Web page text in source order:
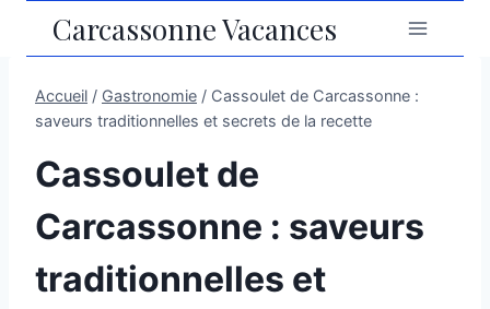
Carcassonne Vacances
Accueil / Gastronomie / Cassoulet de Carcassonne :
saveurs traditionnelles et secrets de la recette
Cassoulet de
Carcassonne : saveurs
traditionnelles et